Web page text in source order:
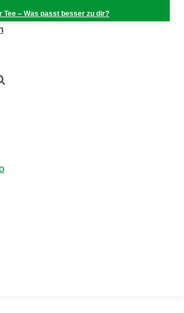
Tee – Was passt besser zu dir?